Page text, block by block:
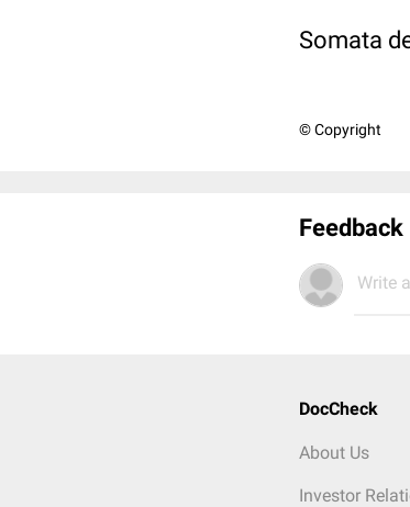
Somata
© Copyright
Feedback
Write
DocCheck
About Us
Investor